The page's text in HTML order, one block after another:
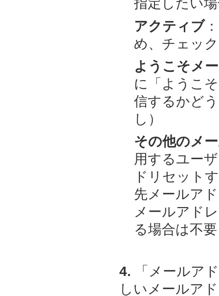
指定したい
アクティブ
め、チェック
ようこそメ
に「ようこ
信するかど
し）
その他のメ
用するユー
ドリセット
先メールア
メールアド
る場合は不
4. 「メールア
しいメールア